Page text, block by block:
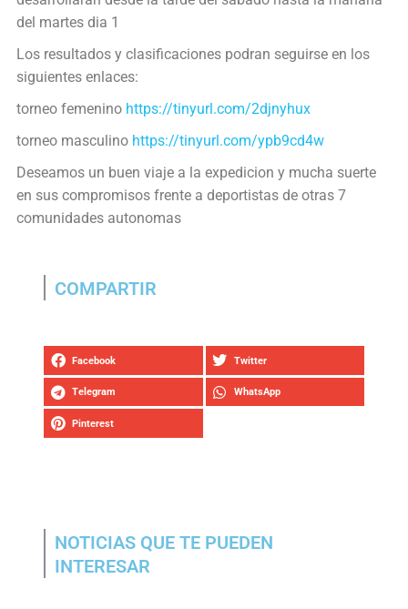
del martes dia 1
Los resultados y clasificaciones podran seguirse en los
siguientes enlaces:
torneo femenino https://tinyurl.com/2djnyhux
torneo masculino https://tinyurl.com/ypb9cd4w
Deseamos un buen viaje a la expedicion y mucha suerte
en sus compromisos frente a deportistas de otras 7
comunidades autonomas
COMPARTIR
Facebook Twitter
Telegram WhatsApp
Pinterest
NOTICIAS QUE TE PUEDEN
INTERESAR